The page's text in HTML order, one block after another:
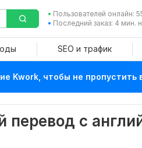
Пользователей онлайн:
Последний заказ: 4 мин.
SEO и трафик
Kwork, чтобы не
с